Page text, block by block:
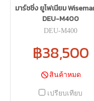
มาร์ชชิ่ง ยูโฟเนียม
DEU-M400
DEU-M400
฿38,500
สินค้าหมด
เปรียบเทียบ